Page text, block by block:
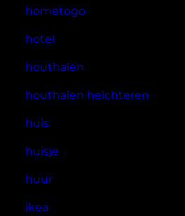
hometogo
hotel
houthalen
houthalen helchteren
huis
huisje
huur
ikea